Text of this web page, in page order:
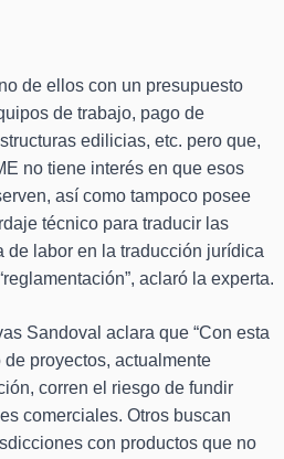
de ellos con un presupuesto
de trabajo, pago de
edilicias, etc. pero que,
no tiene interés en que esos
así como tampoco posee
técnico para traducir las
de labor en la traducción jurídica
aclaró la experta.
Sandoval aclara que “Con esta
proyectos, actualmente
corren el riesgo de fundir
comerciales. Otros buscan
con productos que no